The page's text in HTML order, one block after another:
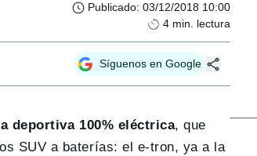
Publicado: 03/12/2018 10:00
4 min. lectura
Síguenos en Google
deportiva 100% eléctrica, que
SUV a baterías: el e-tron, ya a la